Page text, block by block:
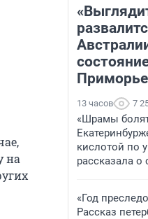
на
Приморье
13 часов 7
«Шрамы
кислотой по
рассказала
«Год
Рассказ